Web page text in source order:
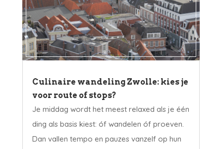
Culinaire wandeling Zwolle: kies je
voor route of stops?
Je middag wordt het meest relaxed als je één
ding als basis kiest: óf wandelen óf proeven.
Dan vallen tempo en pauzes vanzelf op hun